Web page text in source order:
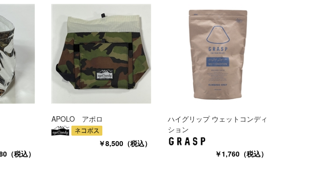
（税込）
APOLO アポロ
￥8,500（税込）
ハイグリップ ウェットコンディ
ション
￥1,760（税込）